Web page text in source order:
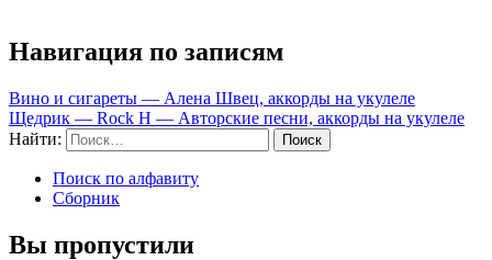
Навигация по записям
Вино и сигареты — Алена Швец, аккорды на укулеле
Щедрик — Rock H — Авторские песни, аккорды на укулеле
Найти:
Поиск по алфавиту
Сборник
Вы пропустили